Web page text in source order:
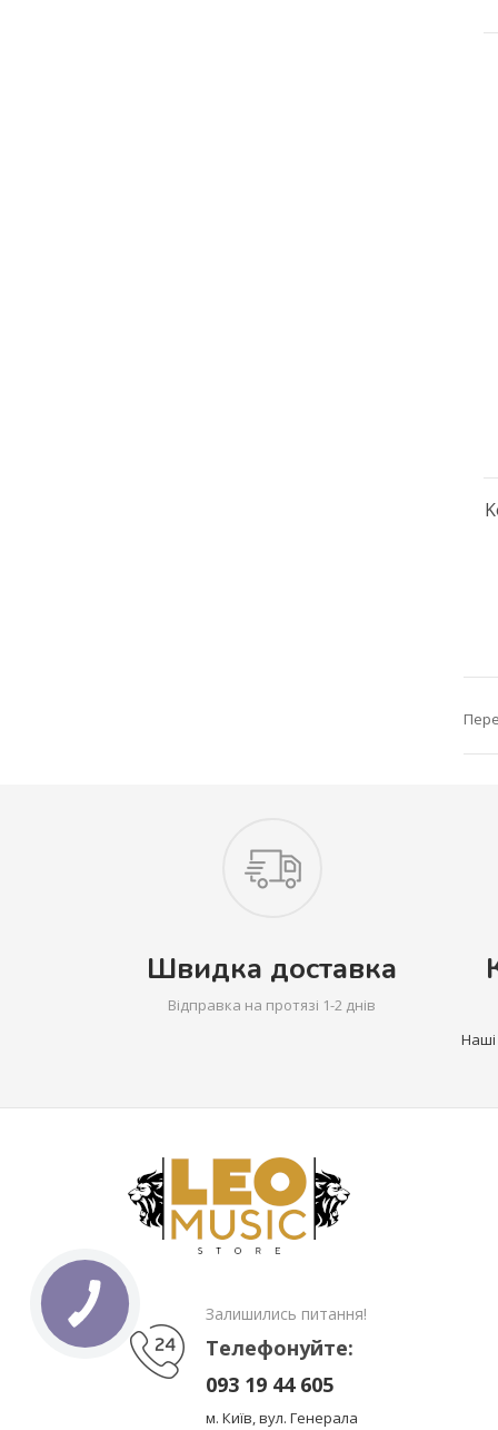
Швидка доставка
Відправка на протязі 1-2 днів
Залишились питання!
Телефонуйте:
093 19 44 605
м. Київ, вул. Генерала